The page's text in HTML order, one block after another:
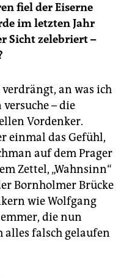
fiel der Eiserne
im letzten Jahr
Sicht zelebriert –
verdrängt, an was ich
– die
Vordenker.
einmal das Gefühl,
auf dem Prager
Zettel, „Wahnsinn“
Bornholmer Brücke
wie Wolfgang
die nun
alles falsch gelaufen